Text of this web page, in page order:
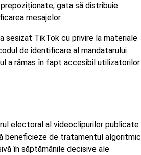
gata să distribuie
mesajelor.
sesizat TikTok cu privire la materiale
de identificare al mandatarului
a rămas în fapt accesibil utilizatorilor.
electoral al videoclipurilor publicate
beneficieze de tratamentul algoritmic
în săptămânile decisive ale